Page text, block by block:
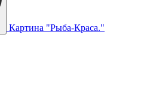
Картина "Рыба-Краса."